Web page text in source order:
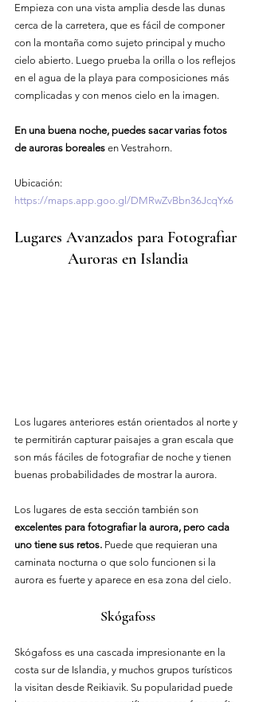
Empieza con una vista amplia desde las dunas
cerca de la carretera, que es fácil de componer
con la montaña como sujeto principal y mucho
cielo abierto. Luego prueba la orilla o los reflejos
en el agua de la playa para composiciones más
complicadas y con menos cielo en la imagen.
En una buena noche, puedes sacar varias fotos
de auroras boreales en Vestrahorn.
Ubicación:
https://maps.app.goo.gl/DMRwZvBbn36JcqYx6
Lugares Avanzados para Fotografiar
Auroras en Islandia
Los lugares anteriores están orientados al norte y
te permitirán capturar paisajes a gran escala que
son más fáciles de fotografiar de noche y tienen
buenas probabilidades de mostrar la aurora.
Los lugares de esta sección también son
excelentes para fotografiar la aurora, pero cada
uno tiene sus retos. Puede que requieran una
caminata nocturna o que solo funcionen si la
aurora es fuerte y aparece en esa zona del cielo.
Skógafoss
Skógafoss es una cascada impresionante en la
costa sur de Islandia, y muchos grupos turísticos
la visitan desde Reikiavik. Su popularidad puede